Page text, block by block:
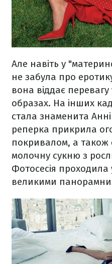
Але навіть у
не забула про
вона віддає перевагу
образах. На інших
стала знаменита
реперка прикрила
покривалом, а
молочну сукню з
Фотосесія проходила
великими